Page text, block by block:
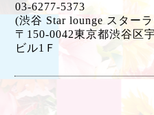
03-6277-5373
(渋谷 Star lounge スター
〒150-0042東京都渋谷区
ビル1Ｆ